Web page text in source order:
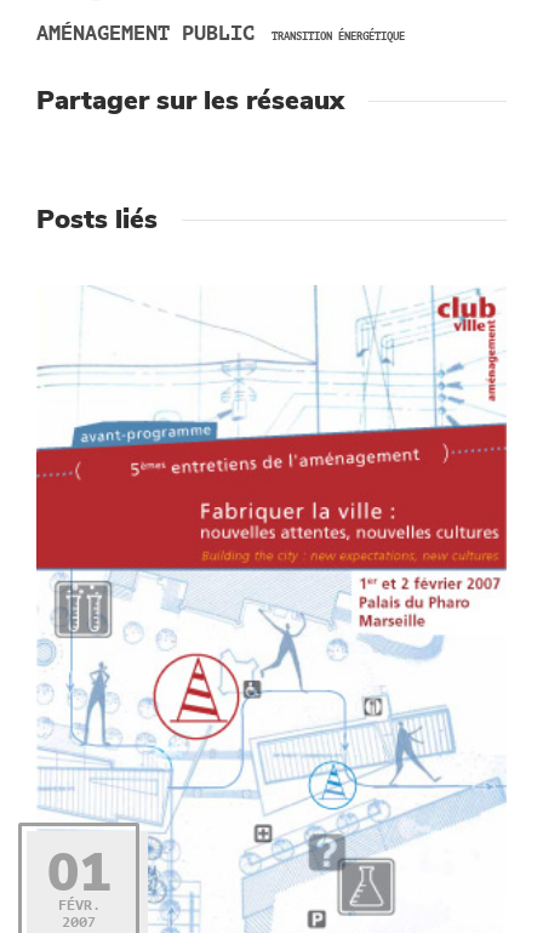
Posts liés
01
FÉVR.
2007
AMÉNAGEMENT PUBLIC TRANSITION ÉNERGÉTIQUE
Partager sur les réseaux